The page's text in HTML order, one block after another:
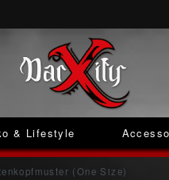
& Lifestyle
(One Size)